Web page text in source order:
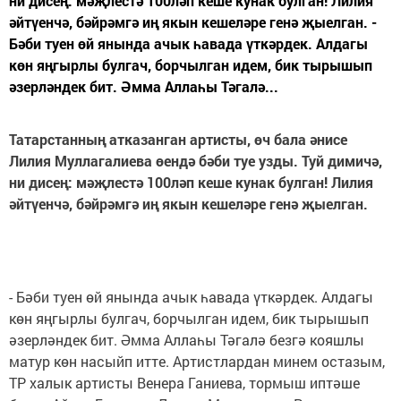
әйтүенчә, бәйрәмгә иң якын кешеләре генә җыелган. -
Бәби туен өй янында ачык һавада үткәрдек. Алдагы
көн яңгырлы булгач, борчылган идем, бик тырышып
әзерләндек бит. Әмма Аллаһы Тәгалә...
Татарстанның атказанган артисты, өч бала әнисе
Лилия Муллагалиева өендә бәби туе узды. Туй димичә,
ни дисең: мәҗлестә 100ләп кеше кунак булган! Лилия
әйтүенчә, бәйрәмгә иң якын кешеләре генә җыелган.
- Бәби туен өй янында ачык һавада үткәрдек. Алдагы
көн яңгырлы булгач, борчылган идем, бик тырышып
әзерләндек бит. Әмма Аллаһы Тәгалә безгә кояшлы
матур көн насыйп итте. Артистлардан минем остазым,
ТР халык артисты Венера Ганиева, тормыш иптәше